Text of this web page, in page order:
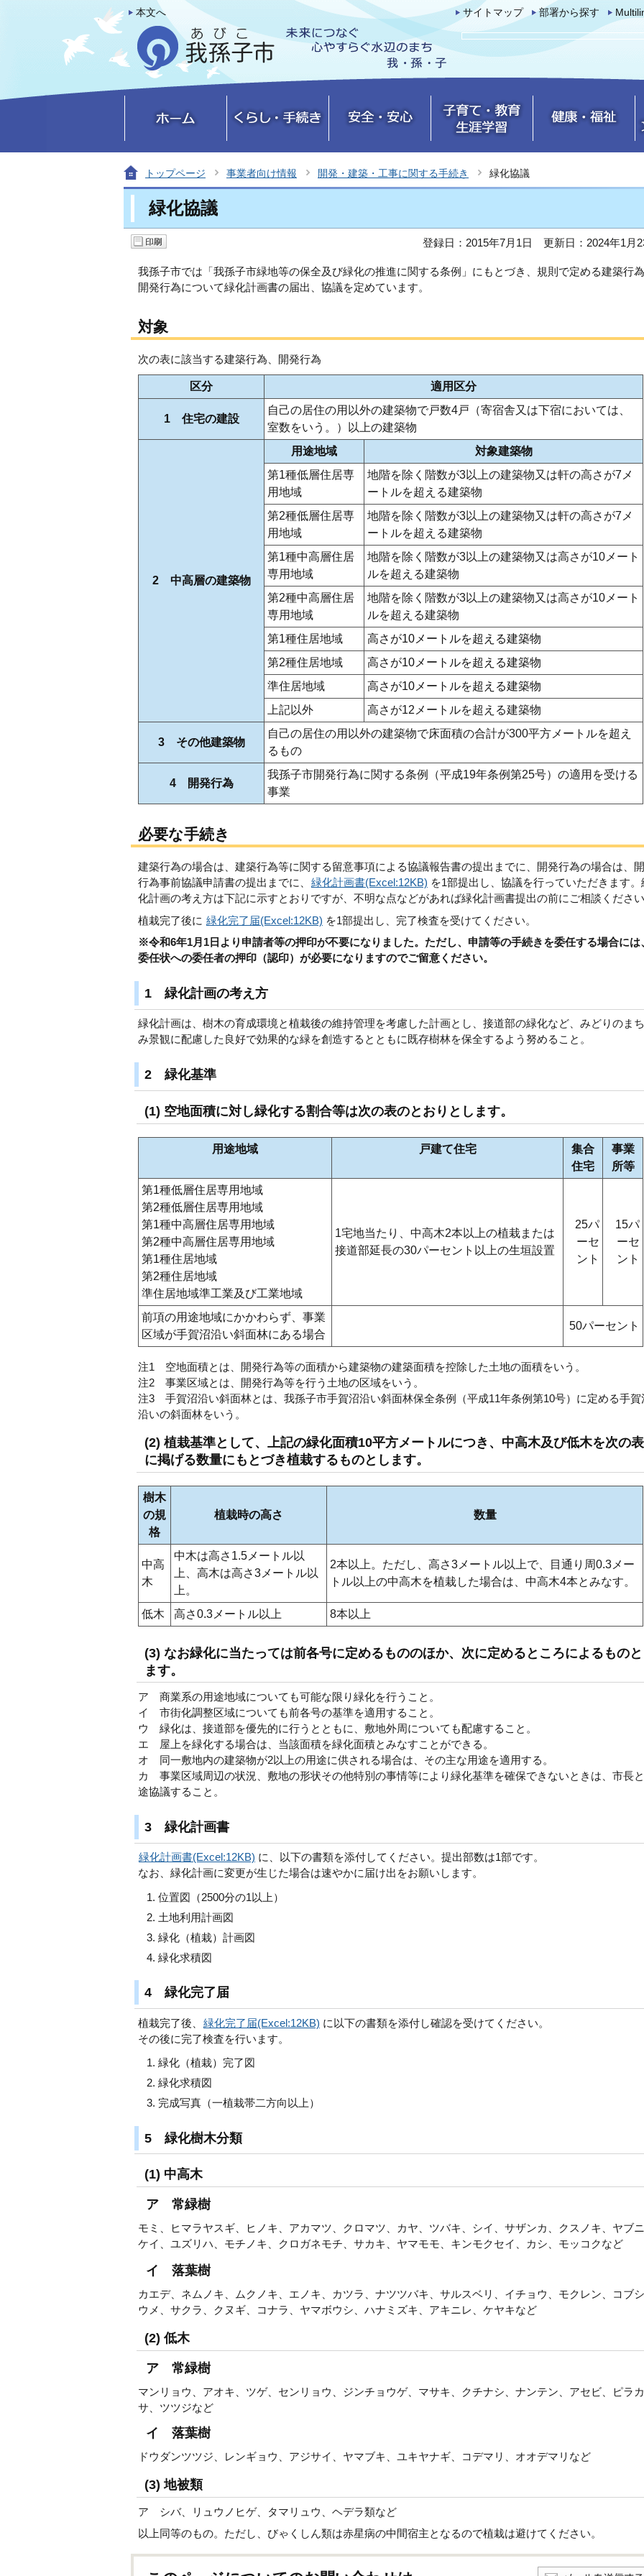
本文へ サイトマップ 部署から探す
トップページ 事業者向け情報 開発・建築・工事に関する手続き 緑化協議
緑化協議
登録日：2015年7月1日 更新日：2024年1月
我孫子市では「我孫子市緑地等の保全及び緑化の推進に関する条例」にもとづき、規則で定める建築行
開発行為について緑化計画書の届出、協議を定めています。
対象
次の表に該当する建築行為、開発行為
区分 適用区分
1 住宅の建設
自己の居住の用以外の建築物で戸数4戸（寄宿舎又は下宿においては、
室数をいう。）以上の建築物
2 中高層の建築物
用途地域
対象建築物
第1種低層住居専
用地域
地階を除く階数が3以上の建築物又は軒の高さが7メ
ートルを超える建築物
第2種低層住居専
用地域
地階を除く階数が3以上の建築物又は軒の高さが7メ
ートルを超える建築物
第1種中高層住居
専用地域
地階を除く階数が3以上の建築物又は高さが10メート
ルを超える建築物
第2種中高層住居
専用地域
地階を除く階数が3以上の建築物又は高さが10メート
ルを超える建築物
第1種住居地域
高さが10メートルを超える建築物
第2種住居地域
高さが10メートルを超える建築物
準住居地域
高さが10メートルを超える建築物
上記以外
高さが12メートルを超える建築物
3 その他建築物
自己の居住の用以外の建築物で床面積の合計が300平方メートルを超え
るもの
4 開発行為
我孫子市開発行為に関する条例（平成19年条例第25号）の適用を受ける
事業
必要な手続き
建築行為の場合は、建築行為等に関する留意事項による協議報告書の提出までに、開発行為の場合は、
行為事前協議申請書の提出までに、 緑化計画書(Excel:12KB) を1部提出し、協議を行っていただきます。
化計画の考え方は下記に示すとおりですが、不明な点などがあれば緑化計画書提出の前にご相談くださ
植栽完了後に 緑化完了届(Excel:12KB) を1部提出し、完了検査を受けてください。
※令和6年1月1日より申請者等の押印が不要になりました。ただし、申請等の手続きを委任する場合には
委任状への委任者の押印（認印）が必要になりますのでご留意ください。
1 緑化計画の考え方
緑化計画は、樹木の育成環境と植栽後の維持管理を考慮した計画とし、接道部の緑化など、みどりのま
み景観に配慮した良好で効果的な緑を創造するとともに既存樹林を保全するよう努めること。
2 緑化基準
(1) 空地面積に対し緑化する割合等は次の表のとおりとします。
用途地域 戸建て住宅
集合
住宅
事業
所等
第1種低層住居専用地域
第2種低層住居専用地域
第1種中高層住居専用地域
第2種中高層住居専用地域
第1種住居地域
第2種住居地域
準住居地域準工業及び工業地域
1宅地当たり、中高木2本以上の植栽または
接道部延長の30パーセント以上の生垣設置
25パ
ーセ
ント
15パ
ーセ
ント
前項の用途地域にかかわらず、事業
区域が手賀沼沿い斜面林にある場合
50パーセント
注1 空地面積とは、開発行為等の面積から建築物の建築面積を控除した土地の面積をいう。
注2 事業区域とは、開発行為等を行う土地の区域をいう。
注3 手賀沼沿い斜面林とは、我孫子市手賀沼沿い斜面林保全条例（平成11年条例第10号）に定める手賀
沿いの斜面林をいう。
(2) 植栽基準として、上記の緑化面積10平方メートルにつき、中高木及び低木を次の表
に掲げる数量にもとづき植栽するものとします。
樹木
の規
格
植栽時の高さ 数量
中高
木
中木は高さ1.5メートル以
上、高木は高さ3メートル以
上。
2本以上。ただし、高さ3メートル以上で、目通り周0.3メー
トル以上の中高木を植栽した場合は、中高木4本とみなす。
低木 高さ0.3メートル以上 8本以上
(3) なお緑化に当たっては前各号に定めるもののほか、次に定めるところによるもの
ます。
ア 商業系の用途地域についても可能な限り緑化を行うこと。
イ 市街化調整区域についても前各号の基準を適用すること。
ウ 緑化は、接道部を優先的に行うとともに、敷地外周についても配慮すること。
エ 屋上を緑化する場合は、当該面積を緑化面積とみなすことができる。
オ 同一敷地内の建築物が2以上の用途に供される場合は、その主な用途を適用する。
カ 事業区域周辺の状況、敷地の形状その他特別の事情等により緑化基準を確保できないときは、市長
途協議すること。
3 緑化計画書
緑化計画書(Excel:12KB) に、以下の書類を添付してください。提出部数は1部です。
なお、緑化計画に変更が生じた場合は速やかに届け出をお願いします。
位置図（2500分の1以上）
土地利用計画図
緑化（植栽）計画図
緑化求積図
4 緑化完了届
植栽完了後、 緑化完了届(Excel:12KB) に以下の書類を添付し確認を受けてください。
その後に完了検査を行います。
緑化（植栽）完了図
緑化求積図
完成写真（一植栽帯二方向以上）
5 緑化樹木分類
(1) 中高木
ア 常緑樹
モミ、ヒマラヤスギ、ヒノキ、アカマツ、クロマツ、カヤ、ツバキ、シイ、サザンカ、クスノキ、ヤブ
ケイ、ユズリハ、モチノキ、クロガネモチ、サカキ、ヤマモモ、キンモクセイ、カシ、モッコクなど
イ 落葉樹
カエデ、ネムノキ、ムクノキ、エノキ、カツラ、ナツツバキ、サルスベリ、イチョウ、モクレン、コブ
ウメ、サクラ、クヌギ、コナラ、ヤマボウシ、ハナミズキ、アキニレ、ケヤキなど
(2) 低木
ア 常緑樹
マンリョウ、アオキ、ツゲ、センリョウ、ジンチョウゲ、マサキ、クチナシ、ナンテン、アセビ、ピラ
サ、ツツジなど
イ 落葉樹
ドウダンツツジ、レンギョウ、アジサイ、ヤマブキ、ユキヤナギ、コデマリ、オオデマリなど
(3) 地被類
ア シバ、リュウノヒゲ、タマリュウ、ヘデラ類など
以上同等のもの。ただし、びゃくしん類は赤星病の中間宿主となるので植栽は避けてください。